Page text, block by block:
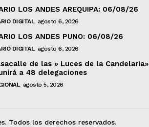
LOS ANDES AREQUIPA: 06/08/26
DIGITAL agosto 6, 2026
LOS ANDES PUNO: 06/08/26
DIGITAL agosto 6, 2026
de las » Luces de la Candelaria»
a 48 delegaciones
agosto 5, 2026
Todos los derechos reservados.